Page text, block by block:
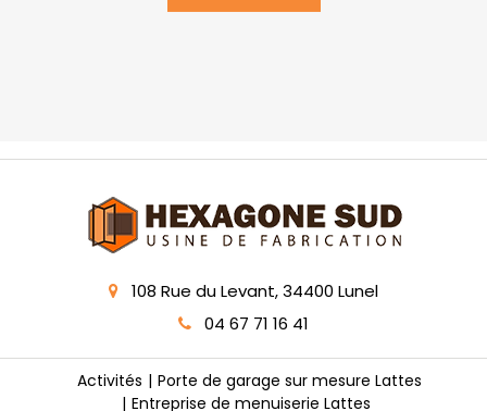
108 Rue du Levant, 34400 Lunel
04 67 71 16 41
Activités
Porte de garage sur mesure Lattes
Entreprise de menuiserie Lattes